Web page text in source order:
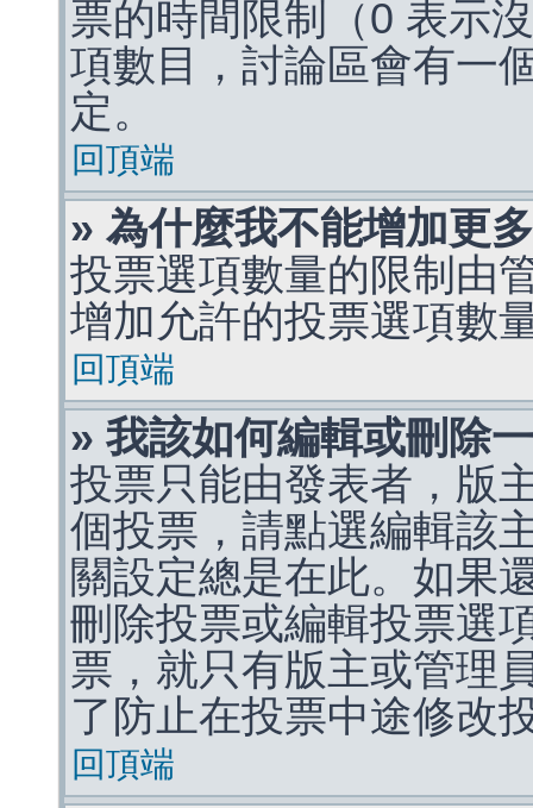
票的時間限制（0 表示
項數目，討論區會有一
定。
回頂端
» 為什麼我不能增加更
投票選項數量的限制由
增加允許的投票選項數
回頂端
» 我該如何編輯或刪除
投票只能由發表者，版
個投票，請點選編輯該
關設定總是在此。如果
刪除投票或編輯投票選
票，就只有版主或管理
了防止在投票中途修改
回頂端